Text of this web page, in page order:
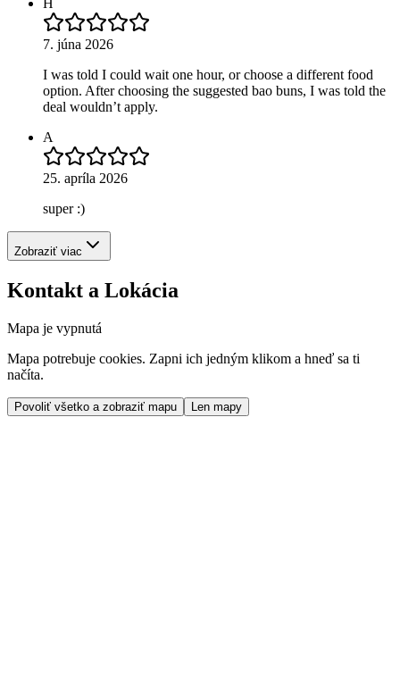
7. júna 2026
I was told I could wait one hour, or choose a different food
option. After choosing the suggested bao buns, I was told the
deal wouldn’t apply.
A
25. apríla 2026
super :)
Zobraziť viac
Kontakt a Lokácia
Mapa je vypnutá
Mapa potrebuje cookies. Zapni ich jedným klikom a hneď sa ti
načíta.
Povoliť všetko a zobraziť mapu Len mapy